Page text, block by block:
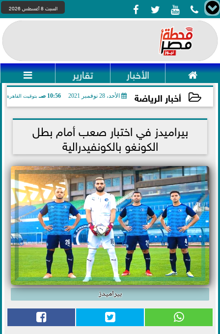
    السبت 8 أغسطس 2026
 الأخبار تقارير 
أخبار الرياضة الأحد، 28 نوفمبر 2021 10:56 صـ بتوقيت القاهرة
2021-11-28 10:56:40بيراميدز في اختبار صعب أمام بطل
الكونغو بالكونفيدرالية
بيراميدز